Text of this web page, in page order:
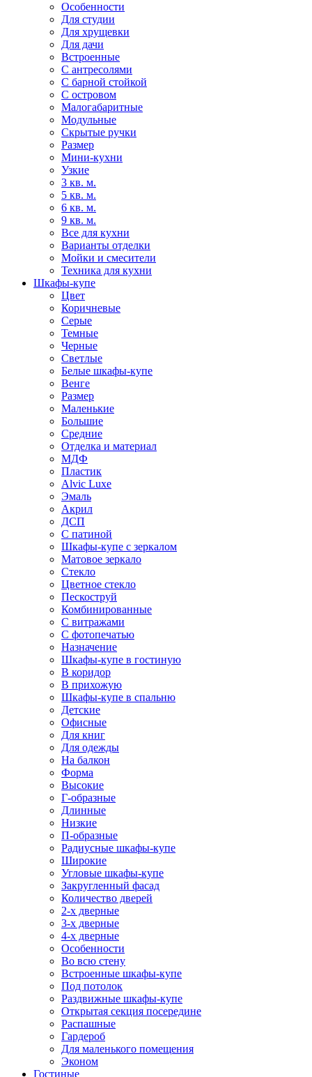
Особенности
Для студии
Для хрущевки
Для дачи
Встроенные
С антресолями
С барной стойкой
С островом
Малогабаритные
Модульные
Скрытые ручки
Размер
Мини-кухни
Узкие
3 кв. м.
5 кв. м.
6 кв. м.
9 кв. м.
Все для кухни
Варианты отделки
Мойки и смесители
Техника для кухни
Шкафы-купе
Цвет
Коричневые
Серые
Темные
Черные
Светлые
Белые шкафы-купе
Венге
Размер
Маленькие
Большие
Средние
Отделка и материал
МДФ
Пластик
Alvic Luxe
Эмаль
Акрил
ДСП
С патиной
Шкафы-купе с зеркалом
Матовое зеркало
Стекло
Цветное стекло
Пескоструй
Комбинированные
С витражами
С фотопечатью
Назначение
Шкафы-купе в гостиную
В коридор
В прихожую
Шкафы-купе в спальню
Детские
Офисные
Для книг
Для одежды
На балкон
Форма
Высокие
Г-образные
Длинные
Низкие
П-образные
Радиусные шкафы-купе
Широкие
Угловые шкафы-купе
Закругленный фасад
Количество дверей
2-х дверные
3-х дверные
4-х дверные
Особенности
Во всю стену
Встроенные шкафы-купе
Под потолок
Раздвижные шкафы-купе
Открытая секция посередине
Распашные
Гардероб
Для маленького помещения
Эконом
Гостиные